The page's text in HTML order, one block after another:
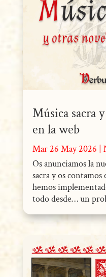
Música sacra
en la web
Mar 26 May 2026
Os anunciamos la
sacra y os
hemos
todo desde… un